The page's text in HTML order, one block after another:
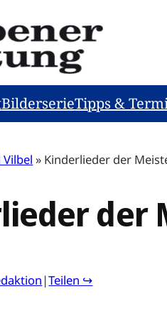
BilderserieTipps &
Vilbel » Kinderlieder der
der
|Teilen ↪